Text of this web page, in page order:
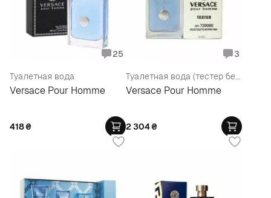
25
Туалетная вода
Versace Pour Homme
418₴
3
Туалетная вода (тестер без крышечки)
Versace Pour Homme
2 304₴